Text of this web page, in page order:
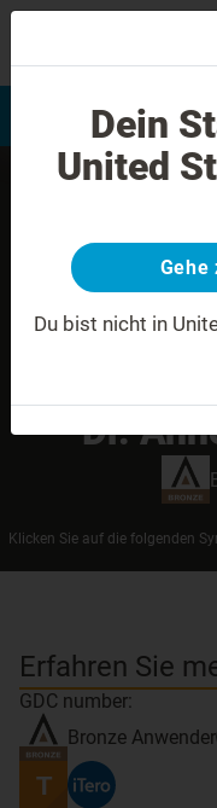
Bewertung Ihres
Dr.
Klicken Sie auf die folgenden
Erfahren Sie
GDC number:
Bronze Anwender
Dein
United
Gehe
Du bist nicht in